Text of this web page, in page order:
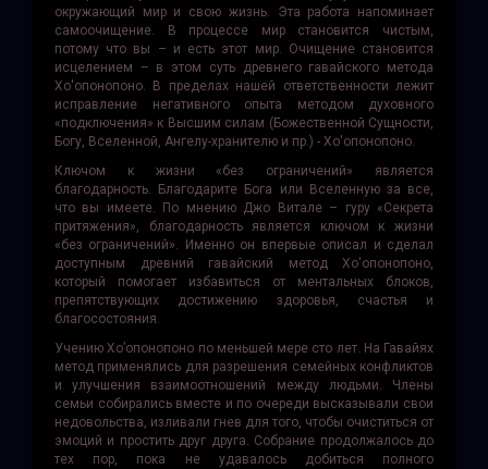
окружающий мир и свою жизнь. Эта работа напоминает
самоочищение. В процессе мир становится чистым,
потому что вы – и есть этот мир. Очищение становится
исцелением – в этом суть древнего гавайского метода
Хо'опонопоно. В пределах нашей ответственности лежит
исправление негативного опыта методом духовного
«подключения» к Высшим силам (Божественной Сущности,
Богу, Вселенной, Ангелу-хранителю и пр.) - Хо'опонопоно.
Ключом к жизни «без ограничений» является
благодарность. Благодарите Бога или Вселенную за все,
что вы имеете. По мнению Джо Витале – гуру «Секрета
притяжения», благодарность является ключом к жизни
«без ограничений». Именно он впервые описал и сделал
доступным древний гавайский метод Хо'опонопоно,
который помогает избавиться от ментальных блоков,
препятствующих достижению здоровья, счастья и
благосостояния.
Учению Хо’опонопоно по меньшей мере сто лет. На Гавайях
метод применялись для разрешения семейных конфликтов
и улучшения взаимоотношений между людьми. Члены
семьи собирались вместе и по очереди высказывали свои
недовольства, изливали гнев для того, чтобы очиститься от
эмоций и простить друг друга. Собрание продол­жалось до
тех пор, пока не удавалось добиться полного